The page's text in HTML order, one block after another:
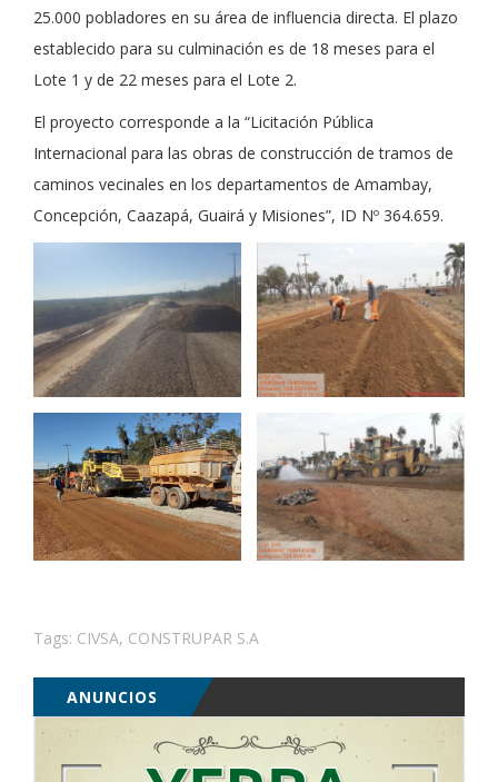
25.000 pobladores en su área de influencia directa. El plazo
establecido para su culminación es de 18 meses para el
Lote 1 y de 22 meses para el Lote 2.
El proyecto corresponde a la “Licitación Pública
Internacional para las obras de construcción de tramos de
caminos vecinales en los departamentos de Amambay,
Concepción, Caazapá, Guairá y Misiones”, ID Nº 364.659.
Tags: CIVSA, CONSTRUPAR S.A
ANUNCIOS